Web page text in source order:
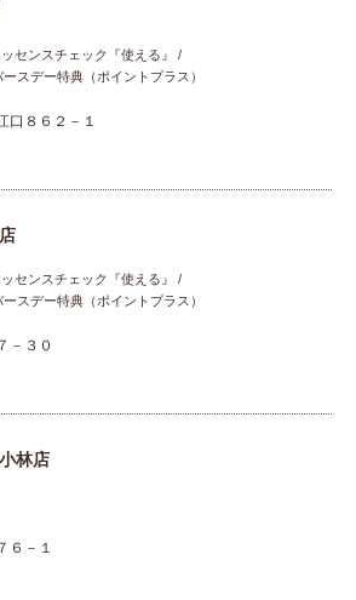
センスチェック『使える』
ースデー特典（ポイントプラス）
口８６２－１
センスチェック『使える』
ースデー特典（ポイントプラス）
－３０
林店
６－１